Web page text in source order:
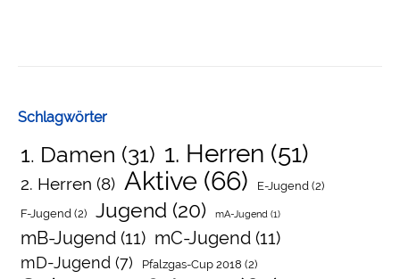
Schlagwörter
1. Damen (31) 1. Herren (51)
2. Herren (8) Aktive (66) E-Jugend (2)
F-Jugend (2) Jugend (20) mA-Jugend (1)
mB-Jugend (11) mC-Jugend (11)
mD-Jugend (7) Pfalzgas-Cup 2018 (2)